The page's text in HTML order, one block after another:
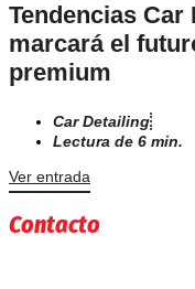
Tendencias Car
marcará el
premium
Car Detailing
Lectura de 6 min.
Ver entrada
Contacto